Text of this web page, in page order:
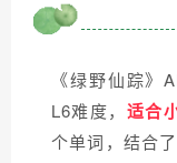
《绿野仙踪》
L6难度， 适合
个单词，结合